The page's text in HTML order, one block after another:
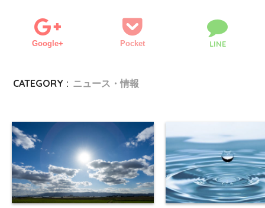
Google+ Pocket LINE
CATEGORY : ニュース・情報